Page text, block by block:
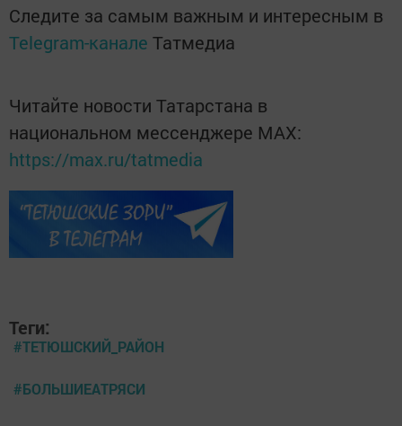
Следите за самым важным и интересным в
Telegram-канале Татмедиа
Читайте новости Татарстана в
национальном мессенджере MАХ:
https://max.ru/tatmedia
Теги:
#ТЕТЮШСКИЙ_РАЙОН
#БОЛЬШИЕАТРЯСИ